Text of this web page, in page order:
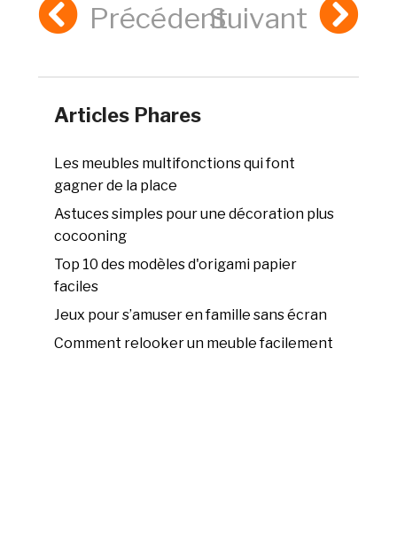
PrécédentSuivant
Articles Phares
Les meubles multifonctions qui font
gagner de la place
Astuces simples pour une décoration plus
cocooning
Top 10 des modèles d'origami papier
faciles
Jeux pour s’amuser en famille sans écran
Comment relooker un meuble facilement